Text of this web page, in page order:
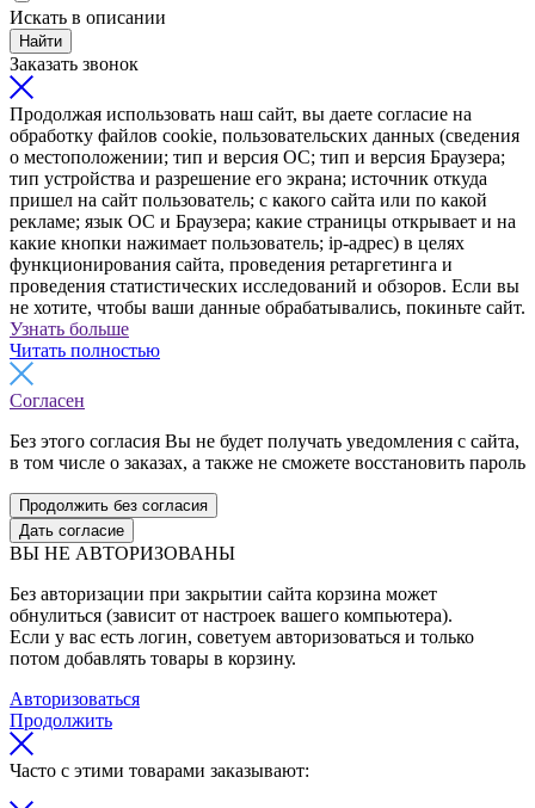
Искать в описании
Найти
Заказать звонок
Продолжая использовать наш сайт, вы даете согласие на
обработку файлов cookie, пользовательских данных (сведения
о местоположении; тип и версия ОС; тип и версия Браузера;
тип устройства и разрешение его экрана; источник откуда
пришел на сайт пользователь; с какого сайта или по какой
рекламе; язык ОС и Браузера; какие страницы открывает и на
какие кнопки нажимает пользователь; ip-адрес) в целях
функционирования сайта, проведения ретаргетинга и
проведения статистических исследований и обзоров. Если вы
не хотите, чтобы ваши данные обрабатывались, покиньте сайт.
Узнать больше
Читать полностью
Согласен
Без этого согласия Вы не будет получать уведомления с сайта,
в том числе о заказах, а также не сможете восстановить пароль
Продолжить без согласия
Дать согласие
ВЫ НЕ АВТОРИЗОВАНЫ
Без авторизации при закрытии сайта корзина может
обнулиться (зависит от настроек вашего компьютера).
Если у вас есть логин, советуем авторизоваться и только
потом добавлять товары в корзину.
Авторизоваться
Продолжить
Часто с этими товарами заказывают: